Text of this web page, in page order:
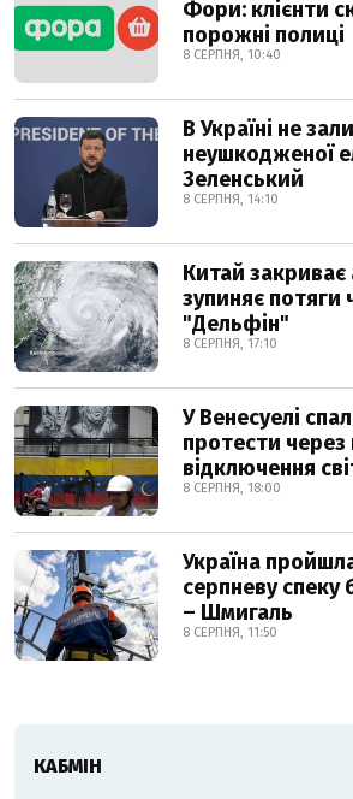
Фори: клієнти
порожні полиці
8 СЕРПНЯ, 10:40
В Україні не
неушкодженої
Зеленський
8 СЕРПНЯ, 14:10
Китай закриває
зупиняє потяги
"Дельфін"
8 СЕРПНЯ, 17:10
У Венесуелі
протести через
відключення
8 СЕРПНЯ, 18:00
Україна
серпневу спеку
– Шмигаль
8 СЕРПНЯ, 11:50
КАБМІН